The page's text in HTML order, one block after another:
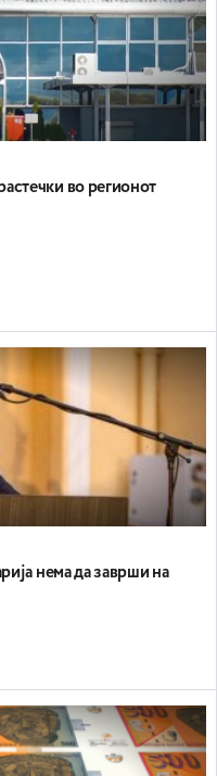
во регионот
нема да заврши на